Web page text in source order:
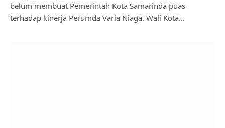
belum membuat Pemerintah Kota Samarinda puas
terhadap kinerja Perumda Varia Niaga. Wali Kota…